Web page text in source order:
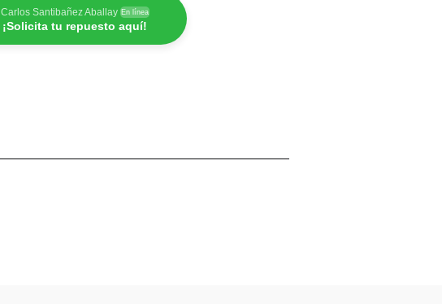
Carlos Santibañez Aballay En línea
¡Solicita tu repuesto aquí!